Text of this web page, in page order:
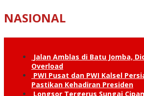
NASIONAL
Jalan Amblas di Batu Jomba,
Overload
PWI Pusat dan PWI Kalsel
Pastikan Kehadiran Presiden
Longsor Tergerus Sungai